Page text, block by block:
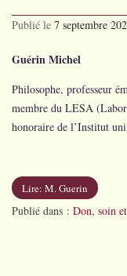
Publié le 7 septembre
Guérin Michel
Philosophe, professeur
membre du LESA
honoraire de l’Institut
Lire: M. Guerin
Publié dans : Don, soin